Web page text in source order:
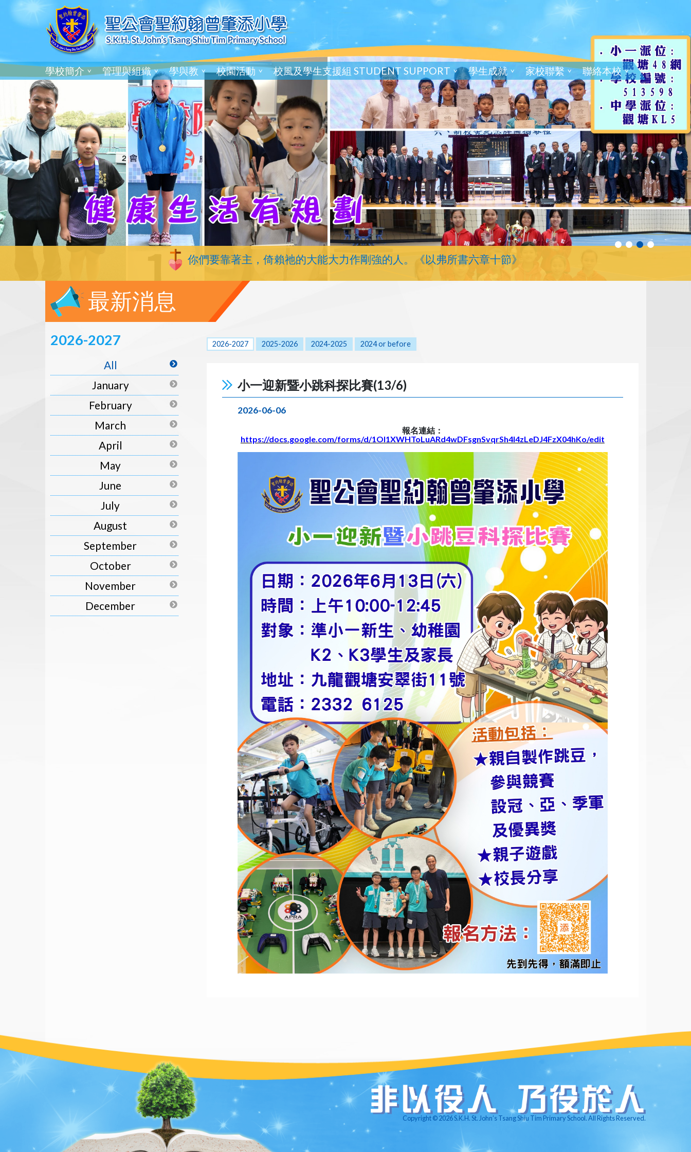
學校簡介 管理與組織 學與教 校園活動 校風及學生支援組 STUDENT SUPPORT 學生成就 家校聯繫 聯絡本校
你們要靠著主，倚賴祂的大能大力作剛強的人。《以弗所書六章十節》
最新消息
2026-2027
All
January
February
March
April
May
June
July
August
September
October
November
December
2026-2027 2025-2026 2024-2025 2024 or before
小一迎新暨小跳科探比賽(13/6)
2026-06-06
報名連結：
https://docs.google.com/forms/d/1Ol1XWHToLuARd4wDFsgnSvqrSh4l4zLeDJ4FzX04hKo/edit
Copyright © 2026 S.K.H. St. John’s Tsang Shiu Tim Primary School. All Rights Reserved.